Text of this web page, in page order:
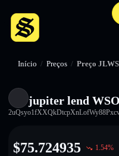
Início / Preços / Preço
jupiter lend
$75.724935 1.54%